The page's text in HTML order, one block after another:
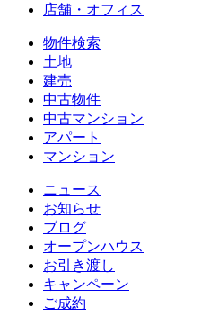
店舗・オフィス
物件検索
土地
建売
中古物件
中古マンション
アパート
マンション
ニュース
お知らせ
ブログ
オープンハウス
お引き渡し
キャンペーン
ご成約